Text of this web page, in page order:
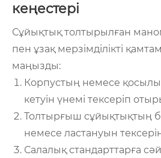
кеңестері
Сұйықтық толтырылған
пен ұзақ мерзімділікті
маңызды:
Корпустың немесе
кетуін үнемі тексеріп
Толтырғыш сұйықтықтың
немесе ластануын
Салалық стандарттарға